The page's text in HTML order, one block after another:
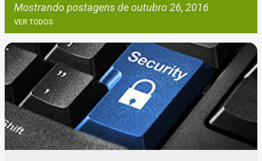
Mostrando postagens de outubro 26, 2016
VER TODOS
P
o
s
t
a